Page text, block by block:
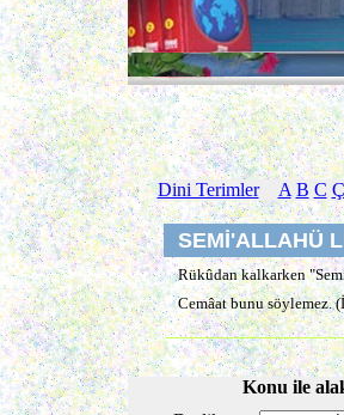
Dini Terimler A B C Ç
SEMİ'ALLAHÜ
Rükûdan kalkarken
Cemâat bunu söylemez.
Konu ile